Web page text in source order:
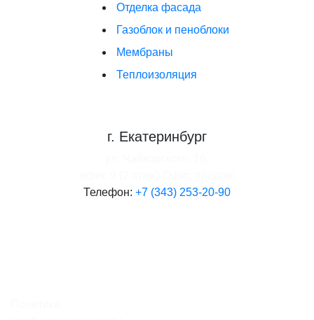
Отделка фасада
Газоблок и пеноблоки
Мембраны
Теплоизоляция
г. Екатеринбург
Телефон: +7 (343) 253-20-90